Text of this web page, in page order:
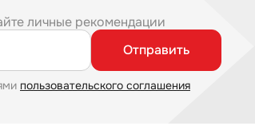
личные рекомендации
Отправить
пользовательского соглашения